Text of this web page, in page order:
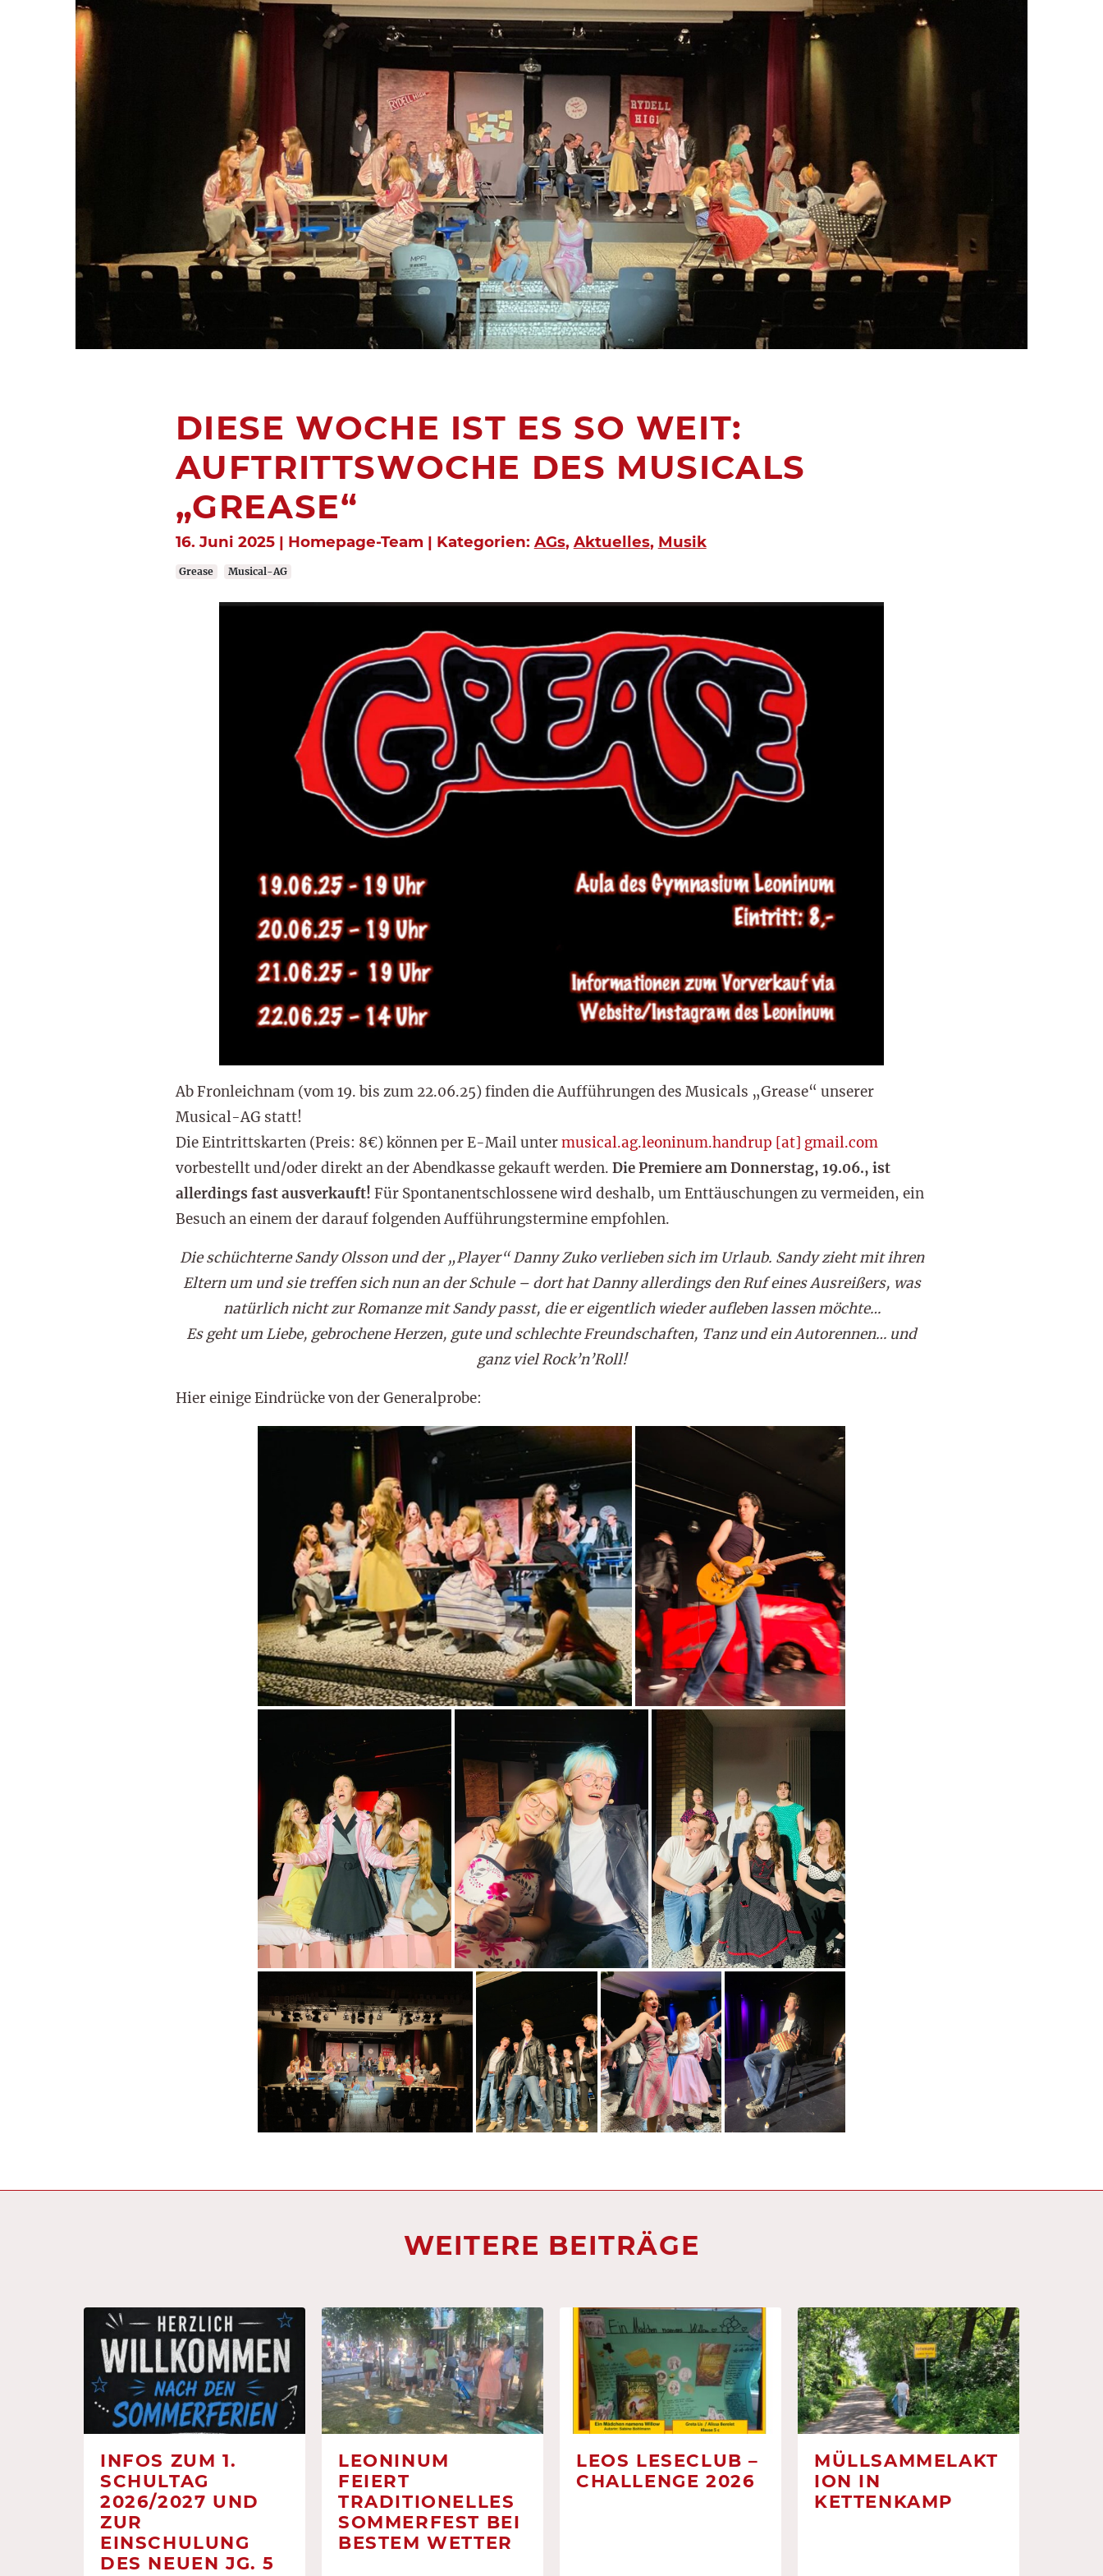
DIESE WOCHE IST ES SO WEIT:
AUFTRITTSWOCHE DES MUSICALS
„GREASE“
16. Juni 2025 | Homepage-Team | Kategorien: AGs, Aktuelles, Musik
Grease Musical-AG
Ab Fronleichnam (vom 19. bis zum 22.06.25) finden die Aufführungen des Musicals „Grease“ unserer
Musical-AG statt!
Die Eintrittskarten (Preis: 8€) können per E-Mail untermusical.ag.leoninum.handrup [at] gmail.com
vorbestellt und/oder direkt an der Abendkasse gekauft werden. Die Premiere am Donnerstag, 19.06., ist
allerdings fast ausverkauft! Für Spontanentschlossene wird deshalb, um Enttäuschungen zu vermeiden, ein
Besuch an einem der darauf folgenden Aufführungstermine empfohlen.
Die schüchterne Sandy Olsson und der „Player“ Danny Zuko verlieben sich im Urlaub. Sandy zieht mit ihren
Eltern um und sie treffen sich nun an der Schule – dort hat Danny allerdings den Ruf eines Ausreißers, was
natürlich nicht zur Romanze mit Sandy passt, die er eigentlich wieder aufleben lassen möchte…
Es geht um Liebe, gebrochene Herzen, gute und schlechte Freundschaften, Tanz und ein Autorennen… und
ganz viel Rock’n’Roll!
Hier einige Eindrücke von der Generalprobe:
WEITERE BEITRÄGE
INFOS ZUM 1.
SCHULTAG
2026/2027 UND
ZUR
EINSCHULUNG
DES NEUEN JG. 5
LEONINUM
FEIERT
TRADITIONELLES
SOMMERFEST BEI
BESTEM WETTER
LEOS LESECLUB –
CHALLENGE 2026
MÜLLSAMMELAKT
ION IN
KETTENKAMP